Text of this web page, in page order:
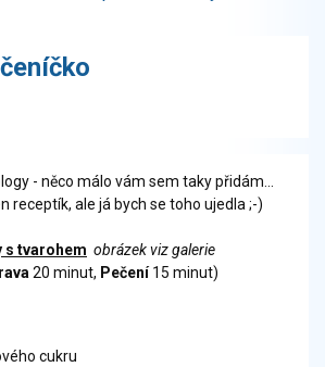
- něco málo vám sem taky přidám...
receptík, ale já bych se toho ujedla ;-)
s tvarohem obrázek viz galerie
20 minut, Pečení15 minut)
cukru